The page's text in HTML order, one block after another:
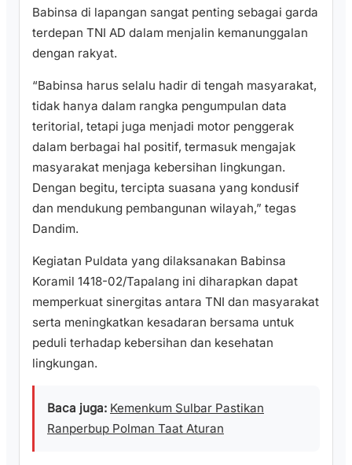
Babinsa di lapangan sangat penting sebagai garda
terdepan TNI AD dalam menjalin kemanunggalan
dengan rakyat.
“Babinsa harus selalu hadir di tengah masyarakat,
tidak hanya dalam rangka pengumpulan data
teritorial, tetapi juga menjadi motor penggerak
dalam berbagai hal positif, termasuk mengajak
masyarakat menjaga kebersihan lingkungan.
Dengan begitu, tercipta suasana yang kondusif
dan mendukung pembangunan wilayah,” tegas
Dandim.
Kegiatan Puldata yang dilaksanakan Babinsa
Koramil 1418-02/Tapalang ini diharapkan dapat
memperkuat sinergitas antara TNI dan masyarakat
serta meningkatkan kesadaran bersama untuk
peduli terhadap kebersihan dan kesehatan
lingkungan.
Baca juga: Kemenkum Sulbar Pastikan
Ranperbup Polman Taat Aturan